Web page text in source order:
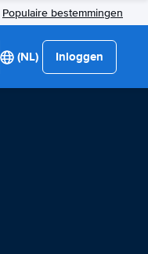
Populaire bestemmingen
(NL) Inloggen